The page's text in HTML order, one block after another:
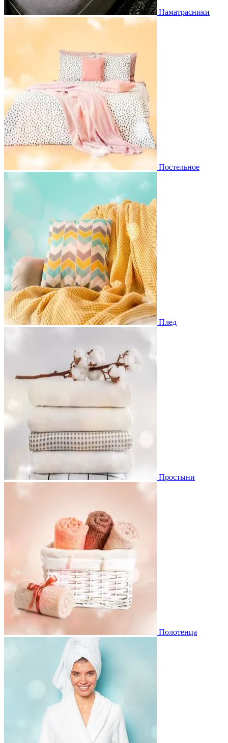
Наматрасники
Постельное
Плед
Простыни
Полотенца